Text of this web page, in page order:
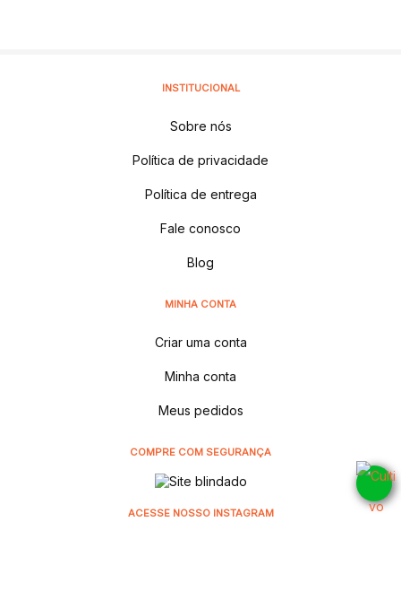
INSTITUCIONAL
Sobre nós
Política de privacidade
Política de entrega
Fale conosco
Blog
MINHA CONTA
Criar uma conta
Minha conta
Meus pedidos
COMPRE COM SEGURANÇA
ACESSE NOSSO INSTAGRAM